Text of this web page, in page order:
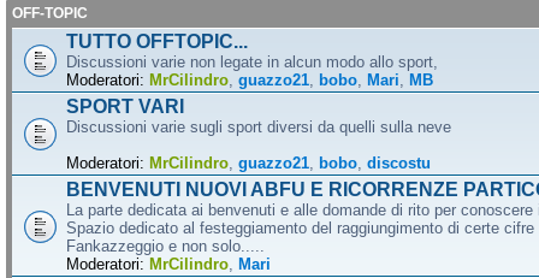
OFF-TOPIC
TUTTO OFFTOPIC...
Discussioni varie non legate in alcun modo allo sport,
Moderatori: MrCilindro guazzo21 bobo Mari MB
SPORT VARI
Discussioni varie sugli sport diversi da quelli sulla neve
Moderatori: MrCilindro guazzo21 bobo discostu
BENVENUTI NUOVI ABFU E RICORRENZE
La parte dedicata ai benvenuti e alle domande di rito per
Spazio dedicato al festeggiamento del raggiungimento di certe cifre
Fankazzeggio e non solo.....
Moderatori: MrCilindro Mari